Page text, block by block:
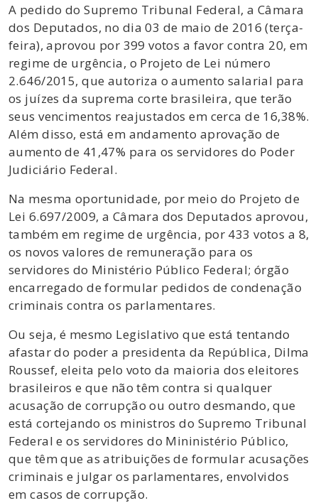
A pedido do Supremo Tribunal Federal, a Câmara
dos Deputados, no dia 03 de maio de 2016 (terça-
feira), aprovou por 399 votos a favor contra 20, em
regime de urgência, o Projeto de Lei número
2.646/2015, que autoriza o aumento salarial para
os juízes da suprema corte brasileira, que terão
seus vencimentos reajustados em cerca de 16,38%.
Além disso, está em andamento aprovação de
aumento de 41,47% para os servidores do Poder
Judiciário Federal.
Na mesma oportunidade, por meio do Projeto de
Lei 6.697/2009, a Câmara dos Deputados aprovou,
também em regime de urgência, por 433 votos a 8,
os novos valores de remuneração para os
servidores do Ministério Público Federal; órgão
encarregado de formular pedidos de condenação
criminais contra os parlamentares.
Ou seja, é mesmo Legislativo que está tentando
afastar do poder a presidenta da República, Dilma
Roussef, eleita pelo voto da maioria dos eleitores
brasileiros e que não têm contra si qualquer
acusação de corrupção ou outro desmando, que
está cortejando os ministros do Supremo Tribunal
Federal e os servidores do Mininistério Público,
que têm que as atribuições de formular acusações
criminais e julgar os parlamentares, envolvidos
em casos de corrupção.